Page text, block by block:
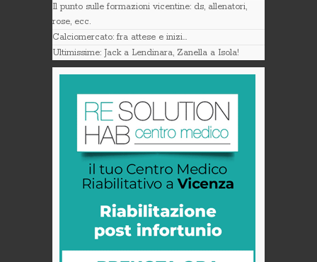
Il punto sulle formazioni vicentine: ds, allenatori,
rose, ecc.
Calciomercato: fra attese e inizi…
Ultimissime: Jack a Lendinara, Zanella a Isola!